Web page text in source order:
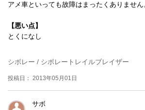
アメ車といっても故障はまったくありません
【悪い点】
とくになし
シボレー / シボレートレイルブレイザー
投稿日： 2013年05月01日
サボ